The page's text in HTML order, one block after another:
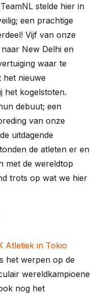
stelde hier in
een prachtige
Vijf van onze
New Delhi en
waar te
het nieuwe
het kogelstoten.
debuut; een
van onze
uitdagende
de atleten er en
met de wereldtop
trots op wat we hier
Atletiek in Tokio
het werpen op de
wereldkampioene
nog het